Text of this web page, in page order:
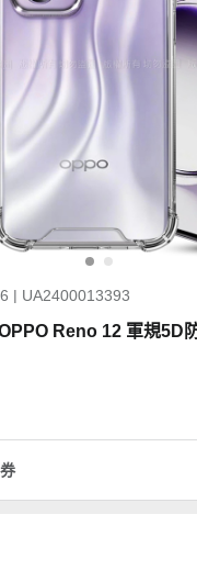
| UA2400013393
Reno 12 軍規5D